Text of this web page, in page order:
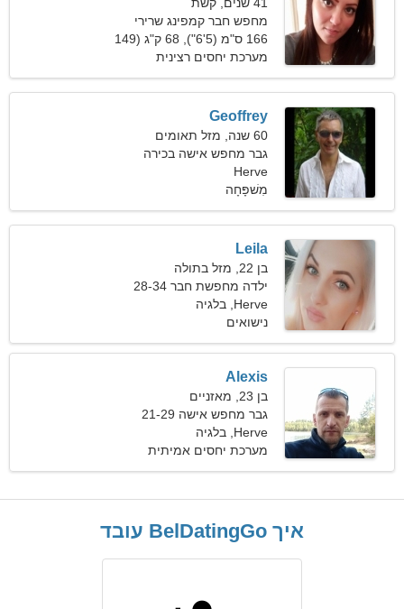
מחפש חבר קמפינג שרירי
166 ס"מ (5'6"), 68 ק"ג (149
פאונד)
מערכת יחסים רצינית
Geoffrey
60 שנה, מזל תאומים
גבר מחפש אישה בכירה
Herve
מִשׁפָּחָה
Leila
בן 22, מזל בתולה
ילדה מחפשת חבר 28-34
Herve, בלגיה
נישואים
Alexis
בן 23, מאזניים
גבר מחפש אישה 21-29
Herve, בלגיה
מערכת יחסים אמיתית
איך BelDatingGo עובד